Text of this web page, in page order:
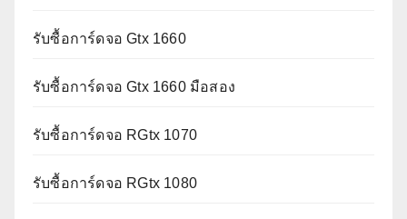
รับซื้อการ์ดจอ Gtx 1660
รับซื้อการ์ดจอ Gtx 1660 มือสอง
รับซื้อการ์ดจอ RGtx 1070
รับซื้อการ์ดจอ RGtx 1080